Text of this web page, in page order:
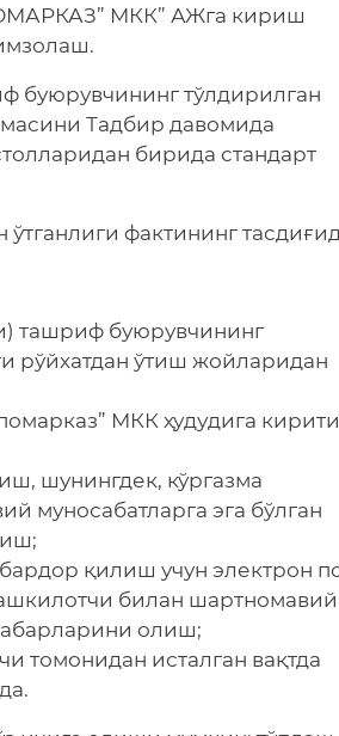
МКК” АЖга кириш
буюрувчининг тўлдирилган
Тадбир давомида
бирида стандарт
фактининг
ташриф буюрувчининг
ўтиш жойларидан
МКК ҳудудига
шунингдек, кўргазма
муносабатларга эга бўлган
қилиш учун электрон
билан шартномавий
олиш;
томонидан исталган вақтда